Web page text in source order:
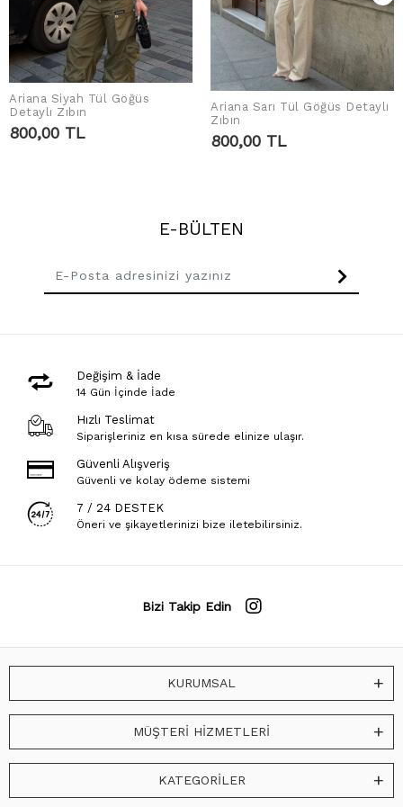
SEPETE EKLE
Ariana Siyah Tül Göğüs
Detaylı Zıbın
800,00 TL
SEPETE EKLE
Ariana Sarı Tül Göğüs Detaylı
Zıbın
800,00 TL
E-BÜLTEN
Değişim & İade
14 Gün İçinde İade
Hızlı Teslimat
Siparişleriniz en kısa sürede elinize ulaşır.
Güvenli Alışveriş
Güvenli ve kolay ödeme sistemi
7 / 24 DESTEK
Öneri ve şikayetlerinizi bize iletebilirsiniz.
Bizi Takip Edin
KURUMSAL
MÜŞTERİ HİZMETLERİ
KATEGORİLER